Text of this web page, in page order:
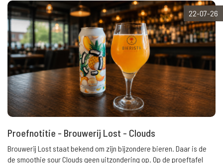
22-07-26
Proefnotitie - Brouwerij Lost - Clouds
Brouwerij Lost staat bekend om zijn bijzondere bieren. Daar is de
de smoothie sour Clouds geen uitzondering op. Op de proeftafel